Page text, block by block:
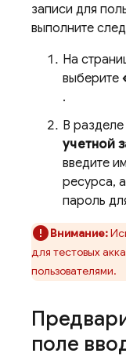
записи для
выполните
На
выберите
.
В разделе
учетной
введите
ресурса,
пароль
Внимание:
для тестовых
пользователями.
поле